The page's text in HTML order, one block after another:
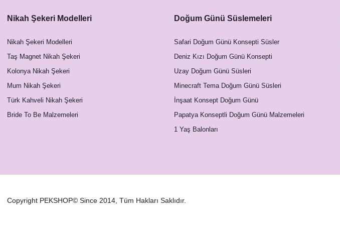
Nikah Şekeri Modelleri
Nikah Şekeri Modelleri
Taş Magnet Nikah Şekeri
Kolonya Nikah Şekeri
Mum Nikah Şekeri
Türk Kahveli Nikah Şekeri
Bride To Be Malzemeleri
Doğum Günü Süslemeleri
Safari Doğum Günü Konsepti Süsler
Deniz Kızı Doğum Günü Konsepti
Uzay Doğum Günü Süsleri
Minecraft Tema Doğum Günü Süsleri
İnşaat Konsept Doğum Günü
Papatya Konseptli Doğum Günü Malzemeleri
1 Yaş Balonları
Copyright PEKSHOP© Since 2014, Tüm Hakları Saklıdır.